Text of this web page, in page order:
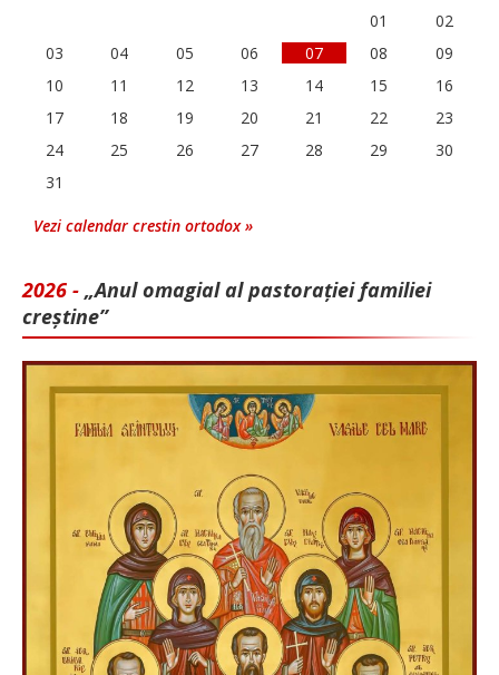
01
02
03
04 05 06 07 08
09
10
11 12 13 14 15
16
17
18 19 20 21 22
23
24
25 26 27 28 29
30
31
Vezi calendar crestin ortodox »
2026 - „Anul omagial al pastorației familiei
creștine”